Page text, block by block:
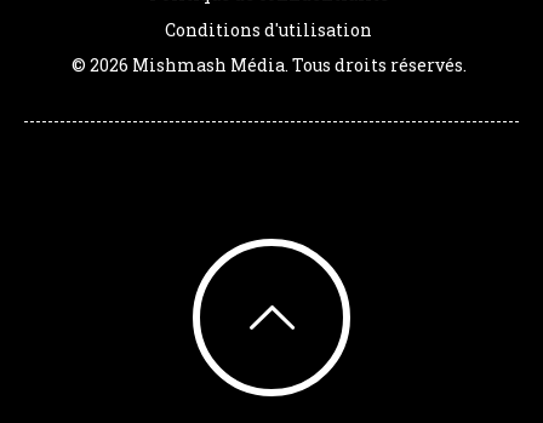
Conditions d'utilisation
© 2026 Mishmash Média. Tous droits réservés.